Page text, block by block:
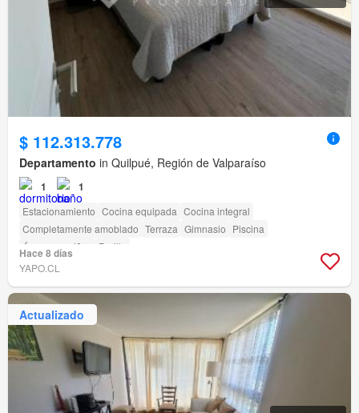
$ 112.313.778
Departamento in Quilpué, Región de Valparaíso
1 1
Estacionamiento Cocina equipada Cocina integral
Completamente amoblado Terraza Gimnasio Piscina
Área para niños
Parilla
Hace 8 días
YAPO.CL
Actualizado